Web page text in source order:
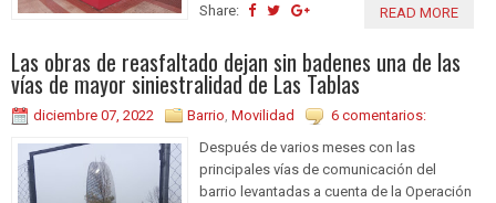
Share:
READ MORE
Las obras de reasfaltado dejan sin badenes una de las
vías de mayor siniestralidad de Las Tablas
diciembre 07, 2022 Barrio Movilidad
6 comentarios:
Después de varios meses con las
principales vías de comunicación del
barrio levantadas a cuenta de la Operación